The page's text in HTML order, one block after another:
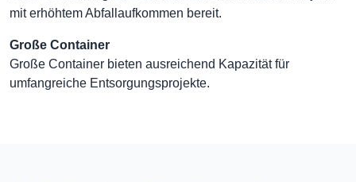
mit erhöhtem Abfallaufkommen bereit.
Große Container
Große Container bieten ausreichend Kapazität für
umfangreiche Entsorgungsprojekte.